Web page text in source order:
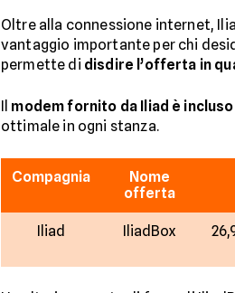
Oltre alla connessione internet,
vantaggio importante per chi
permette di disdire l’offerta in
Il modem fornito da Iliad è
ottimale in ogni stanza.
Compagnia
Nome
offerta
Iliad IliadBox